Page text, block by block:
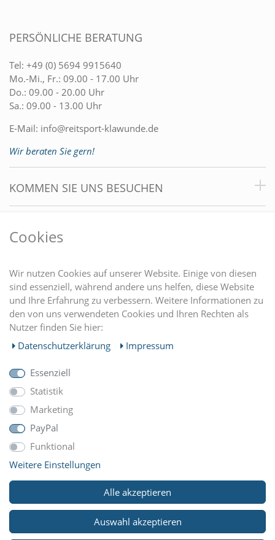
PERSÖNLICHE BERATUNG
Tel: +49 (0) 5694 9915640
Mo.-Mi., Fr.: 09.00 - 17.00 Uhr
Do.: 09.00 - 20.00 Uhr
Sa.: 09.00 - 13.00 Uhr
E-Mail: info@reitsport-klawunde.de
Wir beraten Sie gern!
KOMMEN SIE UNS BESUCHEN
EINKAUFEN
MEIN KONTO
UNTERNEHMEN
ZAHLUNGARTEN
WIR VERSCHICKEN MIT
Cookies
Wir nutzen Cookies auf unserer Website. Einige von diesen
sind essenziell, während andere uns helfen, diese Website
und Ihre Erfahrung zu verbessern. Weitere Informationen zu
den von uns verwendeten Cookies und Ihren Rechten als
Nutzer finden Sie hier:
Daten­schutz­erklärung
Impressum
Essenziell
Statistik
Marketing
PayPal
Funktional
Weitere Einstellungen
Alle akzeptieren
Auswahl akzeptieren